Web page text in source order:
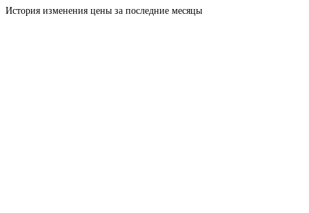
История изменения цены за последние месяцы